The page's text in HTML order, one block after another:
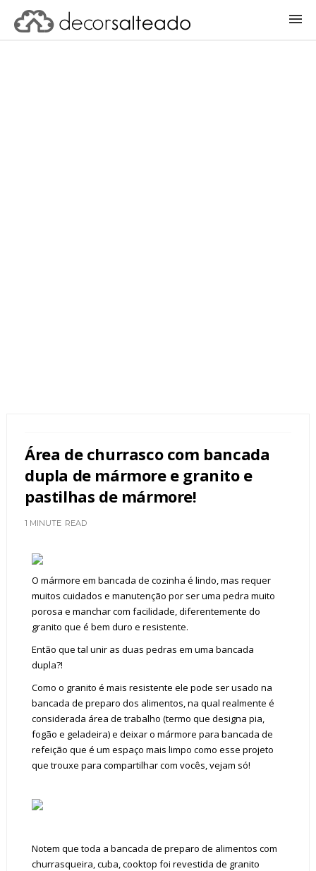
Área de churrasco com bancada
dupla de mármore e granito e
pastilhas de mármore!
1 MINUTE READ
O mármore em bancada de cozinha é lindo, mas requer
muitos cuidados e manutenção por ser uma pedra muito
porosa e manchar com facilidade, diferentemente do
granito que é bem duro e resistente.
Então que tal unir as duas pedras em uma bancada
dupla?!
Como o granito é mais resistente ele pode ser usado na
bancada de preparo dos alimentos, na qual realmente é
considerada área de trabalho (termo que designa pia,
fogão e geladeira) e deixar o mármore para bancada de
refeição que é um espaço mais limpo como esse projeto
que trouxe para compartilhar com vocês, vejam só!
Notem que toda a bancada de preparo de alimentos com
churrasqueira, cuba, cooktop foi revestida de granito